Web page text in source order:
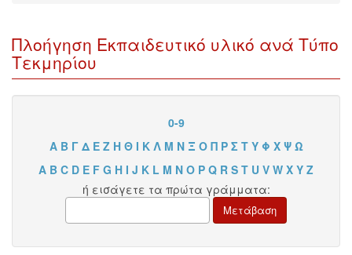
Πλοήγηση Εκπαιδευτικό υλικό ανά Τύπο
Τεκμηρίου
0-9
Α Β Γ Δ Ε Ζ Η Θ Ι Κ Λ Μ Ν Ξ Ο Π Ρ Σ Τ Υ Φ Χ Ψ Ω
A B C D E F G H I J K L M N O P Q R S T U V W X Y Z
ή εισάγετε τα πρώτα γράμματα: